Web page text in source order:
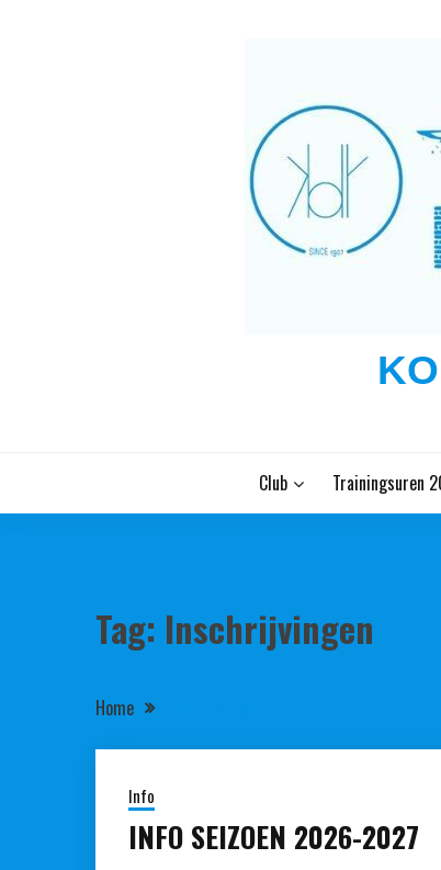
Club Trainingsuren
Tag: Inschrijvingen
Home
Info
INFO SEIZOEN 2026-2027